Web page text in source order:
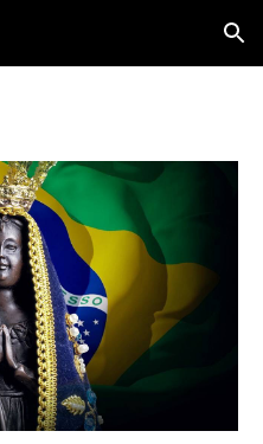
Skip to navigation